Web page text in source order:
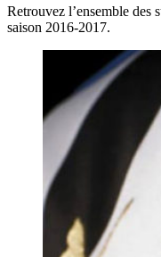
Retrouvez l’ensemble des
saison 2016-2017.